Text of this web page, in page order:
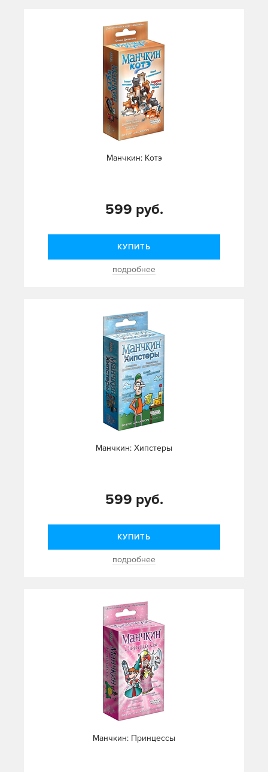
Манчкин: Котэ
599 руб.
КУПИТЬ
подробнее
Манчкин: Хипстеры
599 руб.
КУПИТЬ
подробнее
Манчкин: Принцессы